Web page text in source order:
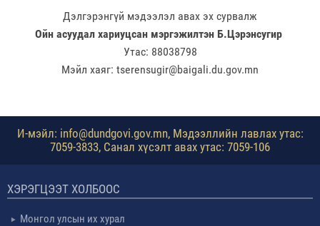
Дэлгэрэнгүй мэдээлэл авах эх сурвалж
Ойн асуудал хариуцсан мэргэжилтэн Б.Цэрэнсугир
Утас: 88038798
Мэйл хаяг: tserensugir@baigali.du.gov.mn
И-мэйл: info@dundgovi.gov.mn, Мэдээллийн лавлах утас:
7059-3833, Санал хүсэлт авах утас: 7059-106
ХЭРЭГЦЭЭТ ХОЛБООС
Монгол улсын их хурал